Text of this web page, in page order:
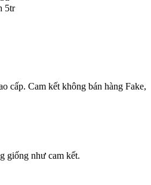
5tr
cấp. Cam kết không bán hàng Fake,
giống như cam kết.